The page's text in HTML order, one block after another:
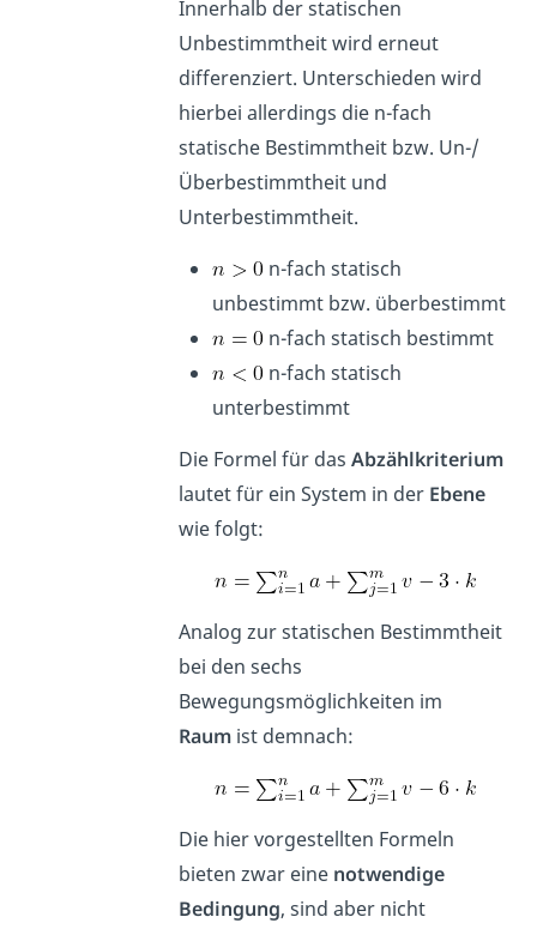
Innerhalb der statischen
Unbestimmtheit wird erneut
differenziert. Unterschieden wird
hierbei allerdings die n-fach
statische Bestimmtheit bzw. Un-/
Überbestimmtheit und
Unterbestimmtheit.
n-fach statisch
unbestimmt bzw. überbestimmt
n-fach statisch bestimmt
n-fach statisch
unterbestimmt
Die Formel für das Abzählkriterium
lautet für ein System in derEbene
wie folgt:
Analog zur statischen Bestimmtheit
bei den sechs
Bewegungsmöglichkeiten im
Raumist demnach:
Die hier vorgestellten Formeln
bieten zwar eine notwendige
Bedingung, sind aber nicht